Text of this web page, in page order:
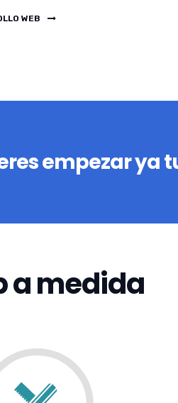
WEB
empezar ya
a medida